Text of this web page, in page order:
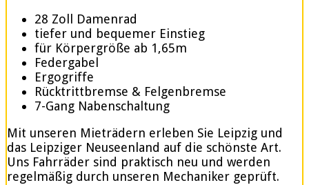
28 Zoll Damenrad
tiefer und bequemer Einstieg
für Körpergröße ab 1,65m
Federgabel
Ergogriffe
Rücktrittbremse & Felgenbremse
7-Gang Nabenschaltung
Mit unseren Mieträdern erleben Sie Leipzig und
das Leipziger Neuseenland auf die schönste Art.
Uns Fahrräder sind praktisch neu und werden
regelmäßig durch unseren Mechaniker geprüft.